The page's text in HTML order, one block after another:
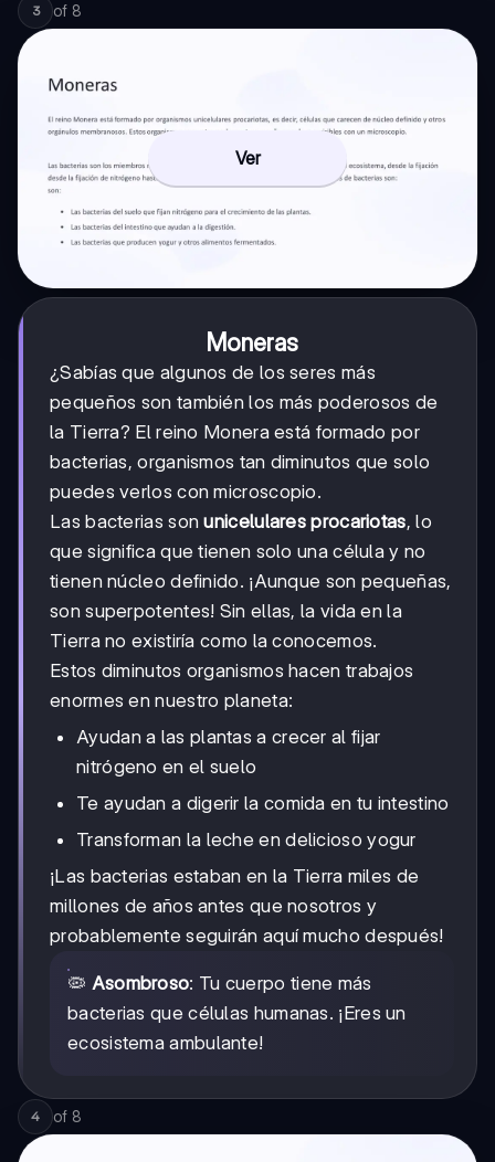
3 of 8
Ver
Moneras
¿Sabías que algunos de los seres más
pequeños son también los más poderosos de
la Tierra? El reino Monera está formado por
bacterias, organismos tan diminutos que solo
puedes verlos con microscopio.
Las bacterias sonunicelulares procariotas, lo
que significa que tienen solo una célula y no
tienen núcleo definido. ¡Aunque son pequeñas,
son superpotentes! Sin ellas, la vida en la
Tierra no existiría como la conocemos.
Estos diminutos organismos hacen trabajos
enormes en nuestro planeta:
Ayudan a las plantas a crecer al fijar
nitrógeno en el suelo
Te ayudan a digerir la comida en tu intestino
Transforman la leche en delicioso yogur
¡Las bacterias estaban en la Tierra miles de
millones de años antes que nosotros y
probablemente seguirán aquí mucho después!
🦠 Asombroso: Tu cuerpo tiene más
bacterias que células humanas. ¡Eres un
ecosistema ambulante!
4 of 8